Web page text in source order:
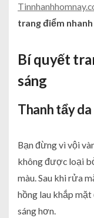
trang điểm
Bí quyết
sáng
Thanh tẩy da
Bạn đừng vì vội
không được loại
màu. Sau khi rửa
hồng lau khắp
sáng hơn.